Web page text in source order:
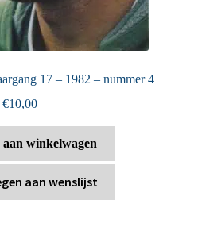
17 – 1982 – nummer 4
€10,00
aan winkelwagen
aan wenslijst